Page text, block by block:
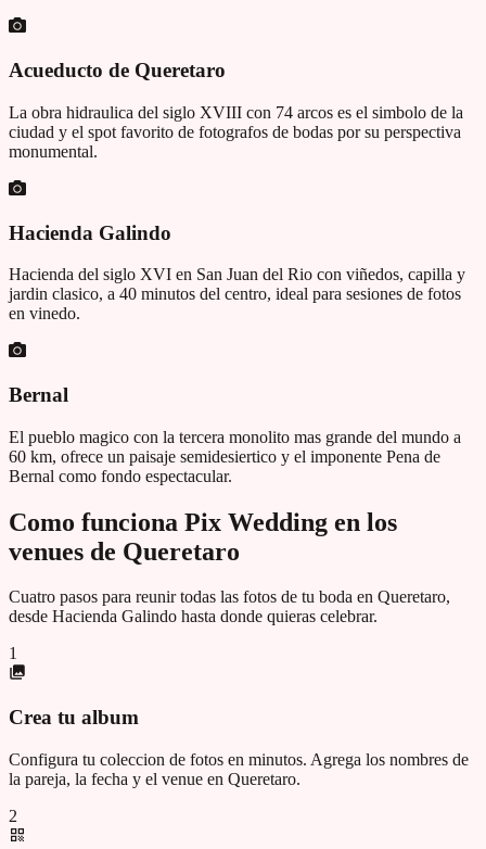
Acueducto de Queretaro
La obra hidraulica del siglo XVIII con 74 arcos es el simbolo de la
ciudad y el spot favorito de fotografos de bodas por su perspectiva
monumental.
Hacienda Galindo
Hacienda del siglo XVI en San Juan del Rio con viñedos, capilla y
jardin clasico, a 40 minutos del centro, ideal para sesiones de fotos
en vinedo.
Bernal
El pueblo magico con la tercera monolito mas grande del mundo a
60 km, ofrece un paisaje semidesiertico y el imponente Pena de
Bernal como fondo espectacular.
Como funciona Pix Wedding en los
venues de Queretaro
Cuatro pasos para reunir todas las fotos de tu boda en Queretaro,
desde Hacienda Galindo hasta donde quieras celebrar.
1
Crea tu album
Configura tu coleccion de fotos en minutos. Agrega los nombres de
la pareja, la fecha y el venue en Queretaro.
2